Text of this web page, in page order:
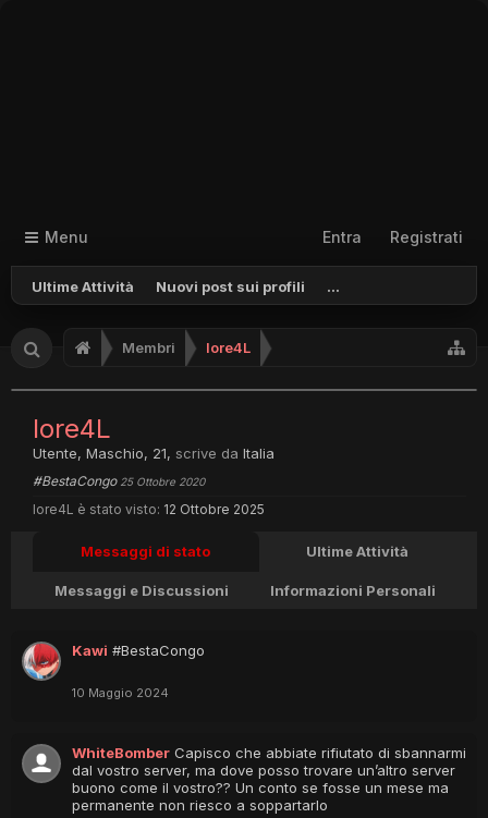
Menu
Ultime Attività Nuovi post sui profili ...
Entra Registrati
Membri lore4L
lore4L
Utente, Maschio, 21, scrive da Italia
#BestaCongo 25 Ottobre 2020
lore4L è stato visto: 12 Ottobre 2025
Messaggi di stato Ultime Attività
Messaggi e Discussioni Informazioni Personali
Kawi #BestaCongo
10 Maggio 2024
WhiteBomber Capisco che abbiate rifiutato di sbannarmi
dal vostro server, ma dove posso trovare un’altro server
buono come il vostro?? Un conto se fosse un mese ma
permanente non riesco a soppartarlo